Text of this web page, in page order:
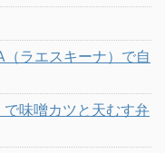
ラエスキーナ）で自
味噌カツと天むす弁